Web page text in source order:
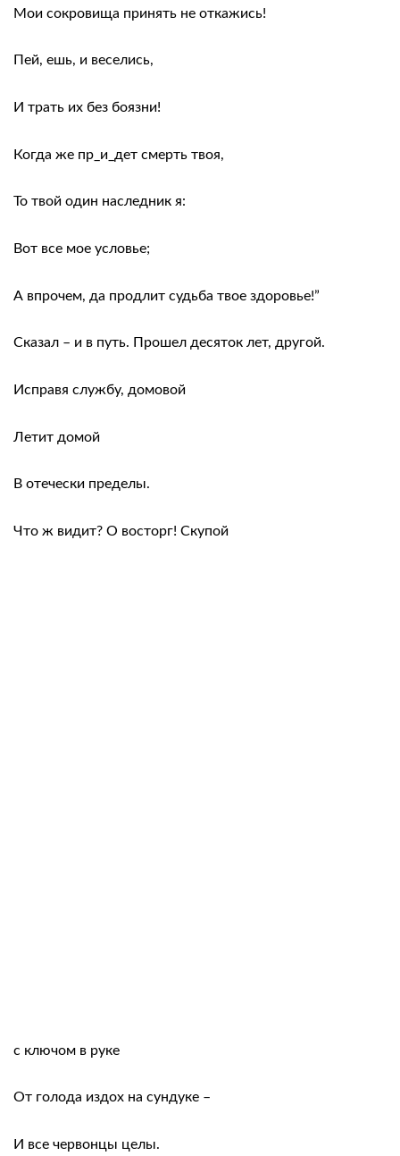
Мои сокровища принять не откажись!
Пей, ешь, и веселись,
И трать их без боязни!
Когда же пр_и_дет смерть твоя,
То твой один наследник я:
Вот все мое условье;
А впрочем, да продлит судьба твое здоровье!”
Сказал – и в путь. Прошел десяток лет, другой.
Исправя службу, домовой
Летит домой
В отечески пределы.
Что ж видит? О восторг! Скупой
с ключом в руке
От голода издох на сундуке –
И все червонцы целы.